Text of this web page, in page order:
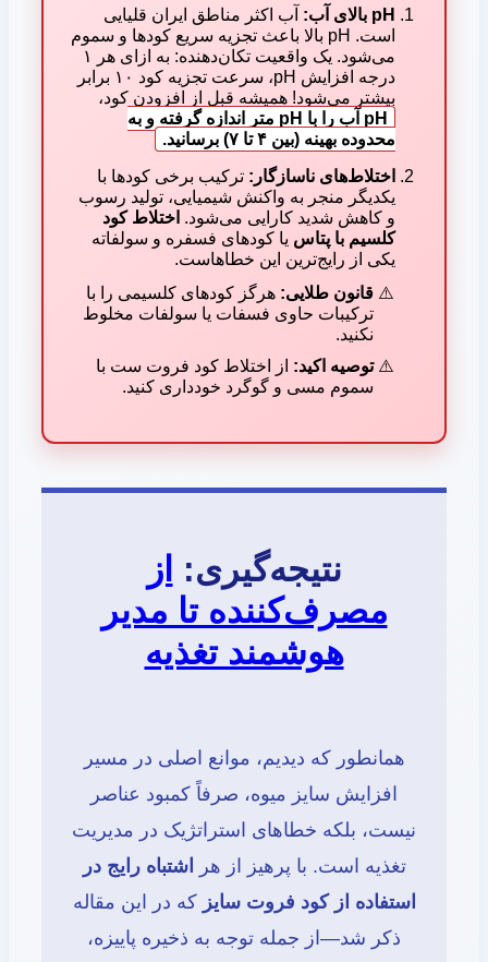
pH بالای آب:
آب اکثر مناطق ایران قلیایی
است. pH بالا باعث تجزیه سریع کودها و سموم
می‌شود. یک واقعیت تکان‌دهنده: به ازای هر ۱
درجه افزایش pH، سرعت تجزیه کود ۱۰ برابر
بیشتر می‌شود! همیشه قبل از افزودن کود،
pH آب را با pH متر اندازه گرفته و به
محدوده بهینه (بین ۴ تا ۷) برسانید.
اختلاط‌های ناسازگار:ترکیب برخی کودها با
یکدیگر منجر به واکنش شیمیایی، تولید رسوب
و کاهش شدید کارایی می‌شود.اختلاط کود
کلسیم با پتاسیا کودهای فسفره و سولفاته
یکی از رایج‌ترین این خطاهاست.
قانون طلایی:هرگز کودهای کلسیمی را با
ترکیبات حاوی فسفات یا سولفات مخلوط
نکنید.
توصیه اکید:از اختلاط کود فروت ست با
سموم مسی و گوگرد خودداری کنید.
نتیجه‌گیری:از
مصرف‌کننده تا مدیر
هوشمند تغذیه
همانطور که دیدیم، موانع اصلی در مسیر
افزایش سایز میوه، صرفاً کمبود عناصر
نیست، بلکه خطاهای استراتژیک در مدیریت
تغذیه است. با پرهیز از هراشتباه رایج در
استفاده از کود فروت سایزکه در این مقاله
ذکر شد—از جمله توجه به ذخیره پاییزه،